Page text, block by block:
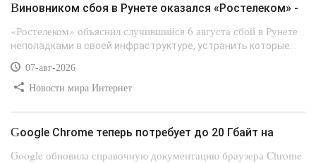
Виновником сбоя в Рунете оказался «Ростелеком» -
«Ростелеком» объяснил случившийся 6 августа сбой в Рунете
неполадками в своей инфраструктуре, устранить которые...
07-авг-2026
Новости мира Интернет
Google Chrome теперь потребует до 20 Гбайт на
Google обновила справочную документацию браузера Chrome